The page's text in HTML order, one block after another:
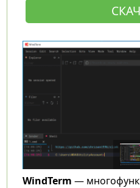
WindTerm —